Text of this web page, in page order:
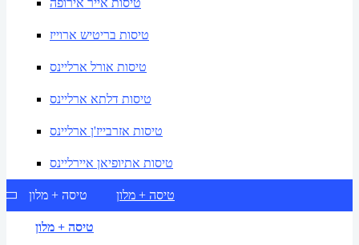
טיסות אייר אירופה
טיסות בריטיש ארוייז
טיסות אורל ארליינס
טיסות דלתא ארליינס
טיסות אזרבייז'ן ארליינס
טיסות אתיופיאן איירליינס
טיסה + מלון טיסה + מלון
טיסה + מלון